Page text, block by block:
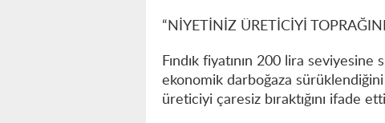
“NİYETİNİZ ÜRETİCİYİ
Fındık fiyatının 200 lira seviyesine
ekonomik darboğaza
üreticiyi çaresiz bıraktığını ifade